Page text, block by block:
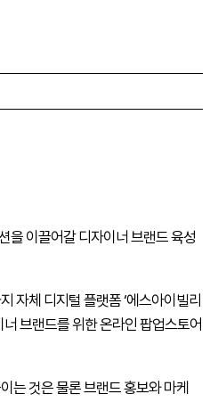
을 이끌어갈 디자이너 브랜드 육성
자체 디지털 플랫폼 ‘에스아이빌리
브랜드를 위한 온라인 팝업스토어
는 것은 물론 브랜드 홍보와 마케